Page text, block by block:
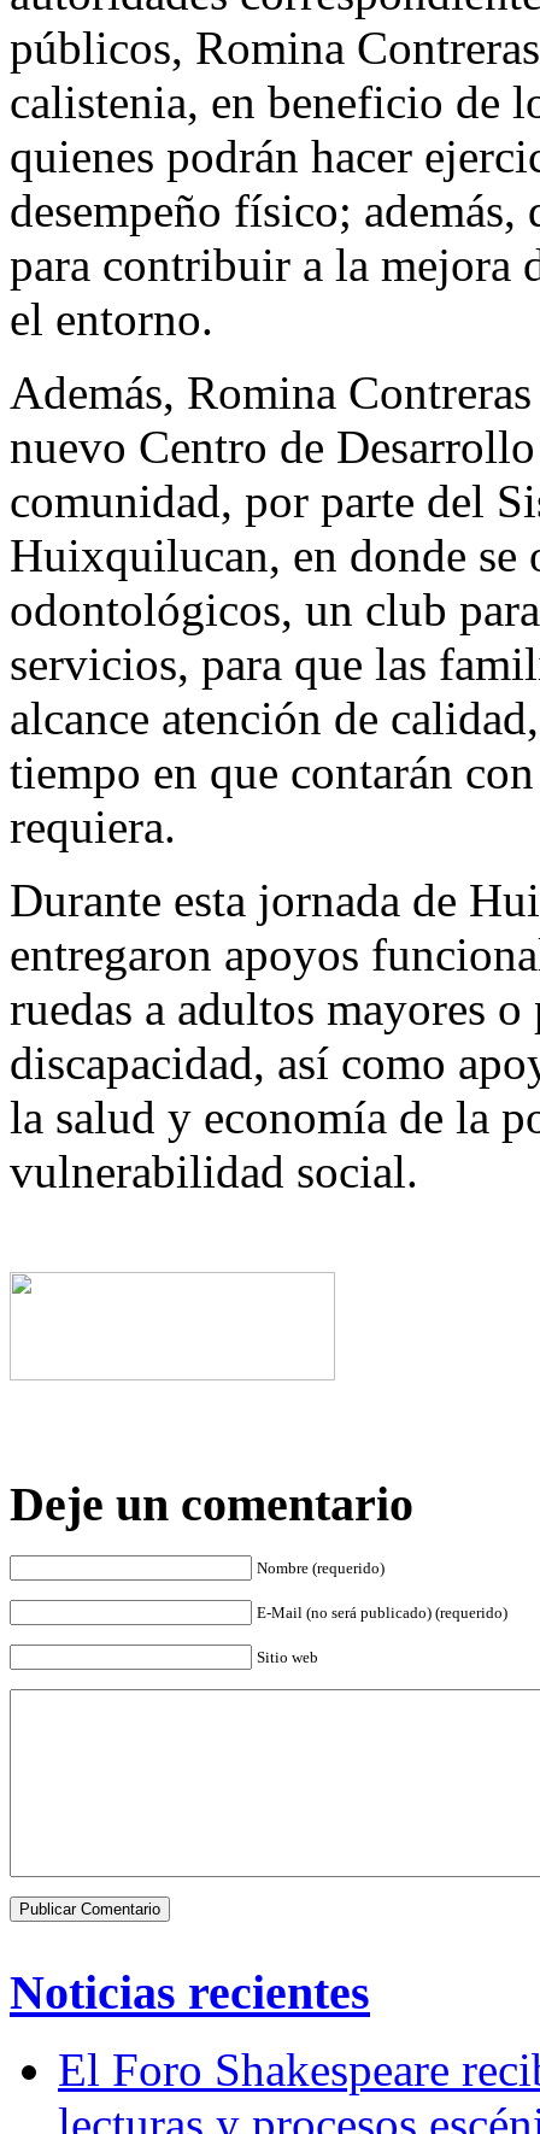
públicos, Romina
calistenia, en beneficio de
quienes podrán hacer
desempeño físico;
para contribuir a la mejora
el entorno.
Además, Romina
nuevo Centro de
comunidad, por parte del
Huixquilucan, en donde se
odontológicos, un club
servicios, para que las
alcance atención de
tiempo en que contarán
requiera.
Durante esta jornada de
entregaron apoyos
ruedas a adultos mayores
discapacidad, así como
la salud y economía de la
vulnerabilidad social.
Deje un comentario
Nombre (requerido)
E-Mail (no será publicado) (requerido)
Sitio web
Noticias recientes
El Foro Shakespeare